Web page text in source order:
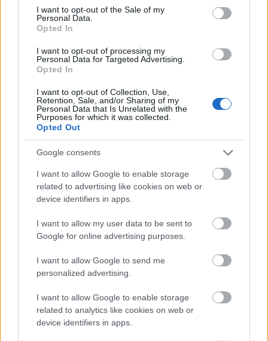
consent section.
I want to opt-out of the Sale of my
Personal Data.
Opted In
I want to opt-out of processing my
Personal Data for Targeted Advertising.
Opted In
I want to opt-out of Collection, Use,
Retention, Sale, and/or Sharing of my
Personal Data that Is Unrelated with the
Purposes for which it was collected.
Opted Out
Google consents
I want to allow Google to enable storage
related to advertising like cookies on web or
device identifiers in apps.
I want to allow my user data to be sent to
Google for online advertising purposes.
I want to allow Google to send me
personalized advertising.
I want to allow Google to enable storage
related to analytics like cookies on web or
device identifiers in apps.
A Coldplay is megemlékezett Prince-
ről - egy kis segítséggel
•2016. július 07.
Méghozzá épp tegnap este Koppenhágában
hangzott el aSometimes It Snowes in April lírája.
Biztos sokan felháborodnak, hogy Chris Martin és ...